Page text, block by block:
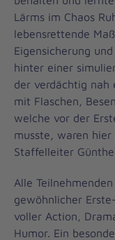
Lärms im Chaos
lebensrettende
Eigensicherung
hinter einer
der verdächtig nah
mit Flaschen,
welche vor der
musste, waren hier
Staffelleiter
Alle
gewöhnlicher
voller Action,
Humor. Ein